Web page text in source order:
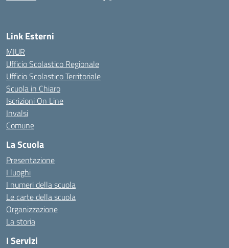
Link Esterni
MIUR
Ufficio Scolastico Regionale
Ufficio Scolastico Territoriale
Scuola in Chiaro
Iscrizioni On Line
Invalsi
Comune
La Scuola
Presentazione
I luoghi
I numeri della scuola
Le carte della scuola
Organizzazione
La storia
I Servizi